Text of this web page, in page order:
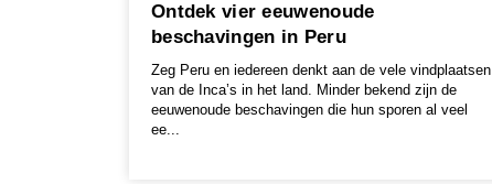
Ontdek vier eeuwenoude
beschavingen in Peru
Zeg Peru en iedereen denkt aan de vele vindplaatsen
van de Inca’s in het land. Minder bekend zijn de
eeuwenoude beschavingen die hun sporen al veel
ee...